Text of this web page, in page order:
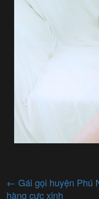
← Gái gọi huyện Phú
hàng cực xinh